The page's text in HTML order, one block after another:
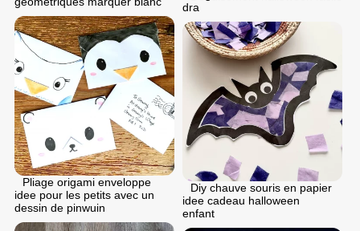
dra
Pliage origami enveloppe
idee pour les petits avec un
dessin de pinwuin
Diy chauve souris en papier
idee cadeau halloween
enfant